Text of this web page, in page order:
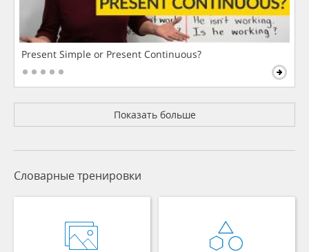
Present Simple or Present Continuous?
Показать больше
Словарные тренировки